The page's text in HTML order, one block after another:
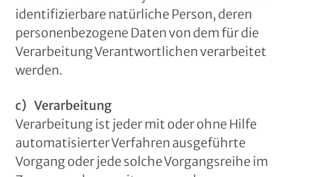
identifizierbare natürliche Person, deren
personenbezogene Daten von dem für die
Verarbeitung Verantwortlichen verarbeitet
werden.
c) Verarbeitung
Verarbeitung ist jeder mit oder ohne Hilfe
automatisierter Verfahren ausgeführte
Vorgang oder jede solche Vorgangsreihe im